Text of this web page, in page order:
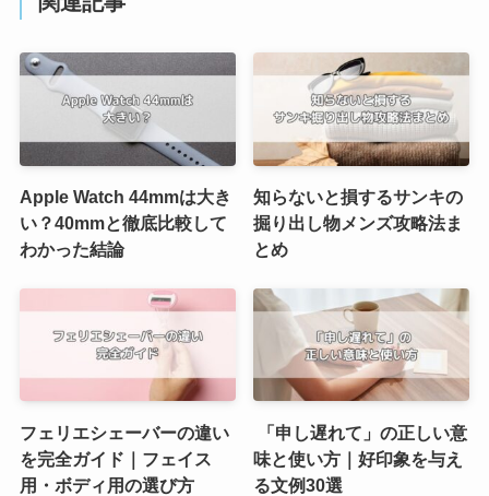
Apple Watch 44mmは大き
い？40mmと徹底比較して
わかった結論
知らないと損するサンキの
掘り出し物メンズ攻略法ま
とめ
フェリエシェーバーの違い
を完全ガイド｜フェイス
用・ボディ用の選び方
「申し遅れて」の正しい意
味と使い方｜好印象を与え
る文例30選